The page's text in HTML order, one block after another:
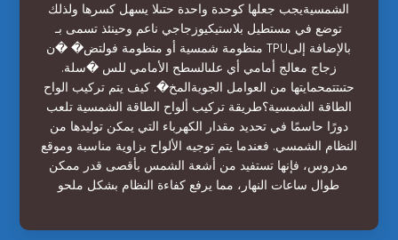
الشمسيةيجب جعلها كوحدة واحدة حتىلا يسهل كسرها ولذلك
توضع في مستطيل بلاستيكيوزجاجي ناعم وحينئذ تسمى بـ
منظومة شمسية أو منظومة فولتض� �ن TPUبالإضافة إلى
زجاج معالج أمامي أي علىالسطح الأمامي للس �سلة.
حتىتتمحمايتها من العوامل الجويةالمخ�. كيف يتم تركيب الواح
الطاقة الشمسية؟طريقة تركيب ألواح الطاقة الشمسية تلعب
دورًا حاسمًا في تحديد مقدار الكهرباء التي يمكن توليدها من
النظام الشمسي. فعندما يتم توجيه الألواح بزاوية مناسبة وموقع
مدروس، فإنها تستفيد من أشعة الشمس بأقصى قدر ممكن
طوال ساعات النهار، مما يرفع كفاءة النظام بشكل ملحو